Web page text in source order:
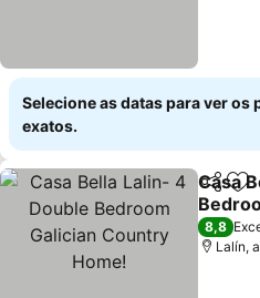
Selecione as datas para ver os
exatos.
Casa
Ver
8,8
Lalín,